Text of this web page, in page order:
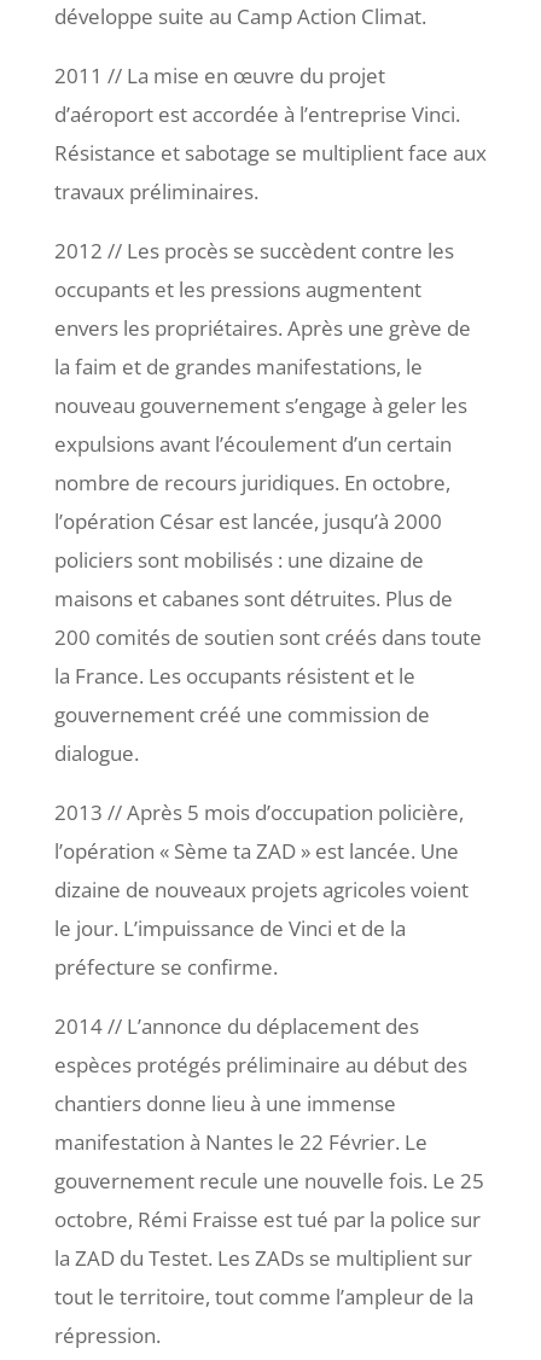
développe suite au Camp Action Climat.
2011 // La mise en œuvre du projet
d’aéroport est accordée à l’entreprise Vinci.
Résistance et sabotage se multiplient face aux
travaux préliminaires.
2012 // Les procès se succèdent contre les
occupants et les pressions augmentent
envers les propriétaires. Après une grève de
la faim et de grandes manifestations, le
nouveau gouvernement s’engage à geler les
expulsions avant l’écoulement d’un certain
nombre de recours juridiques. En octobre,
l’opération César est lancée, jusqu’à 2000
policiers sont mobilisés : une dizaine de
maisons et cabanes sont détruites. Plus de
200 comités de soutien sont créés dans toute
la France. Les occupants résistent et le
gouvernement créé une commission de
dialogue.
2013 // Après 5 mois d’occupation policière,
l’opération « Sème ta ZAD » est lancée. Une
dizaine de nouveaux projets agricoles voient
le jour. L’impuissance de Vinci et de la
préfecture se confirme.
2014 // L’annonce du déplacement des
espèces protégés préliminaire au début des
chantiers donne lieu à une immense
manifestation à Nantes le 22 Février. Le
gouvernement recule une nouvelle fois. Le 25
octobre, Rémi Fraisse est tué par la police sur
la ZAD du Testet. Les ZADs se multiplient sur
tout le territoire, tout comme l’ampleur de la
répression.